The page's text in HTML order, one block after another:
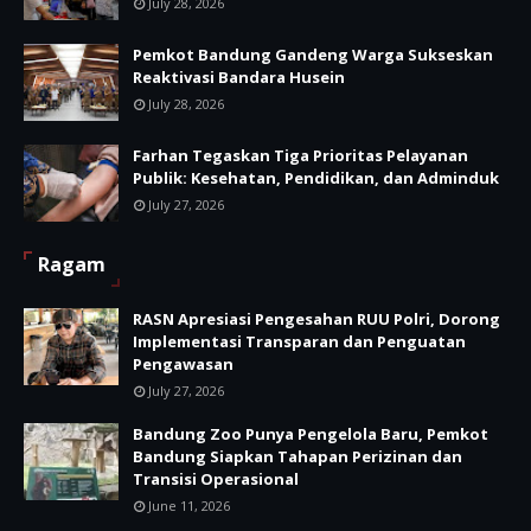
Pemkot Bandung Gandeng Warga Sukseskan
Reaktivasi Bandara Husein
July 28, 2026
Farhan Tegaskan Tiga Prioritas Pelayanan
Publik: Kesehatan, Pendidikan, dan Adminduk
July 27, 2026
Ragam
RASN Apresiasi Pengesahan RUU Polri, Dorong
Implementasi Transparan dan Penguatan
Pengawasan
July 27, 2026
Bandung Zoo Punya Pengelola Baru, Pemkot
Bandung Siapkan Tahapan Perizinan dan
Transisi Operasional
June 11, 2026